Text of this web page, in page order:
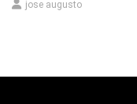
jose augusto